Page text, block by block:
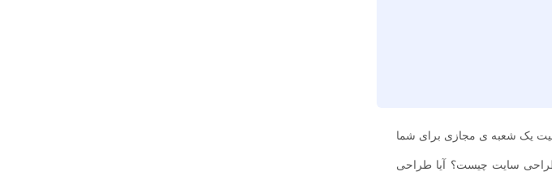
یک شعبه ی مجازی برای شما
سایت چیست؟ آیا طراحی